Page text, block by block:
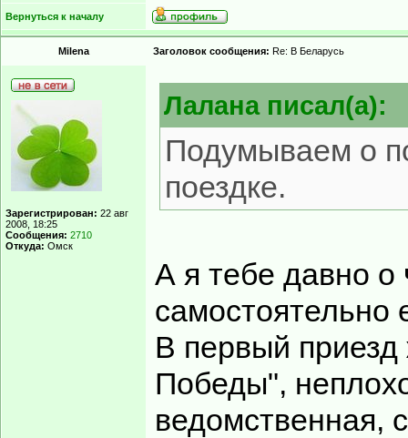
Вернуться к началу
Milena Заголовок сообщения: Re: В Беларусь
Зарегистрирован: 22 авг
2008, 18:25
Сообщения: 2710
Откуда: Омск
Лалана писал(а):
Подумываем о
поездке.
А я тебе давно
самостоятельно
В первый приезд
Победы",
ведомственная,